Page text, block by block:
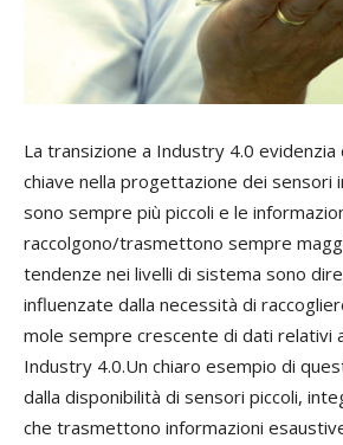
La transizione a Industry 4.0 evidenzia
chiave nella progettazione dei sensori
sono sempre più piccoli e le
raccolgono/trasmettono sempre
tendenze nei livelli di sistema sono
influenzate dalla necessità di
mole sempre crescente di dati relativi
Industry 4.0.Un chiaro esempio di
dalla disponibilità di sensori piccoli,
che trasmettono informazioni